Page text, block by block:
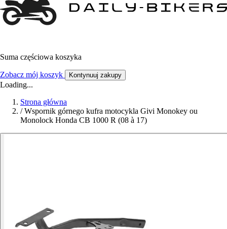
Suma częściowa koszyka
Zobacz mój koszyk Kontynuuj zakupy
Loading...
Strona główna
/ Wspornik górnego kufra motocykla Givi Monokey ou
Monolock Honda CB 1000 R (08 à 17)